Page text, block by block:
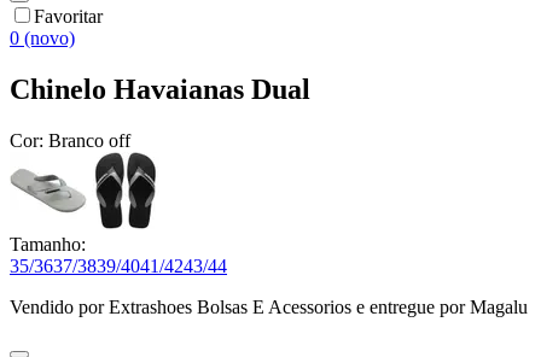
Favoritar
0 (novo)
Chinelo Havaianas Dual
Cor: Branco off
Tamanho:
35/3637/3839/4041/4243/44
Vendido porExtrashoes Bolsas E Acessorios e entregue por Magalu